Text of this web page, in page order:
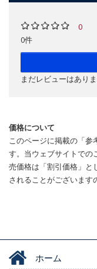
0
0件
まだレビューはあり
価格について
このページに掲載の「参
す。当ウェブサイトでの
売価格は「割引価格」と
されることがございます
ホーム